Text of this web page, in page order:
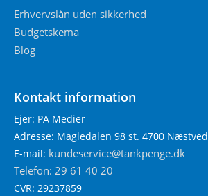
Erhvervslån uden sikkerhed
Budgetskema
Blog
Kontakt information
Ejer: PA Medier
Adresse: Magledalen 98 st. 4700 Næstved
E-mail: kundeservice@tankpenge.dk
Telefon: 29 61 40 20
CVR: 29237859